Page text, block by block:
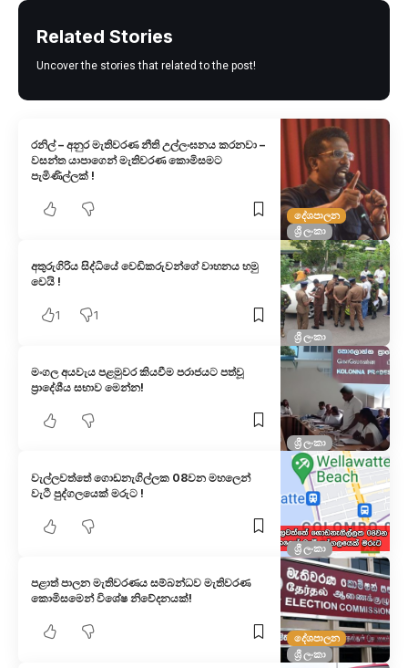
Related Stories
Uncover the stories that related to the post!
දේශපාලන
ශ්‍රී ලංකා
රනිල් – අනුර මැතිවරණ නීති උල්ලංඝනය කරනවා –
වසන්ත යාපාගෙන් මැතිවරණ කොමිසමට
පැමිණිල්ලක් !
ශ්‍රී ලංකා
අතුරුගිරිය සිද්ධියේ වෙඩිකරුවන්ගේ වාහනය හමු
වෙයි !
1 1
ශ්‍රී ලංකා
මංගල අයවැය පළමුවර කියවීම පරාජයට පත්වූ
ප්‍රාදේශීය සභාව මෙන්න!
ශ්‍රී ලංකා
වැල්ලවත්තේ ගොඩනැගිල්ලක 08වන මහලෙන්
වැටී පුද්ගලයෙක් මරුට !
දේශපාලන
ශ්‍රී ලංකා
පළාත් පාලන මැතිවරණය සම්බන්ධව මැතිවරණ
කොමිසමෙන් විශේෂ නිවේදනයක්!